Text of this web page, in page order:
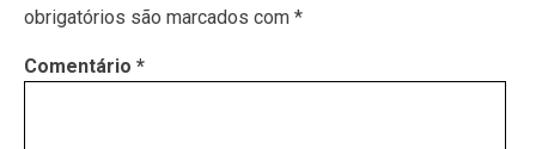
obrigatórios são marcados com *
Comentário *